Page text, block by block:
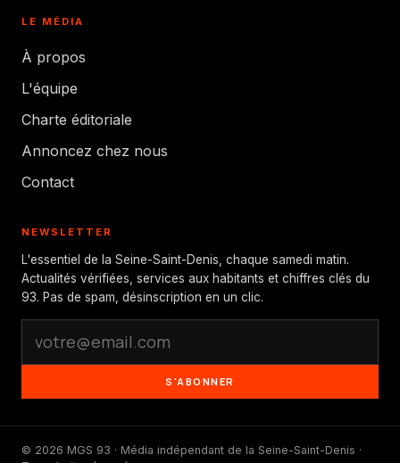
LE MÉDIA
À propos
L'équipe
Charte éditoriale
Annoncez chez nous
Contact
NEWSLETTER
L'essentiel de la Seine-Saint-Denis, chaque samedi matin.
Actualités vérifiées, services aux habitants et chiffres clés du
93. Pas de spam, désinscription en un clic.
S'ABONNER
© 2026 MGS 93 · Média indépendant de la Seine-Saint-Denis ·